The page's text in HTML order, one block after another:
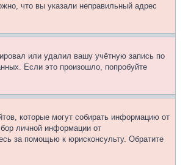
что вы указали неправильный адрес
или удалил вашу учётную запись по
Если это произошло, попробуйте
которые могут собирать информацию от
личной информации от
за помощью к юрисконсульту. Обратите